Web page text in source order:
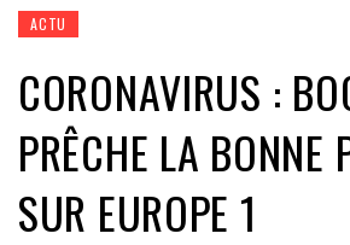
ACTU
CORONAVIRUS :
PRÊCHE LA BONNE
SUR EUROPE 1